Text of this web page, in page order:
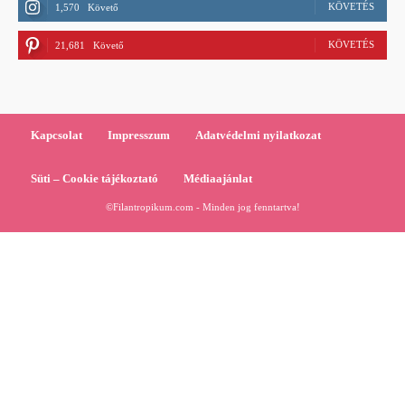
1,570 Követő KÖVETÉS
21,681 Követő KÖVETÉS
Kapcsolat Impresszum Adatvédelmi nyilatkozat
Süti – Cookie tájékoztató Médiaajánlat
©Filantropikum.com - Minden jog fenntartva!